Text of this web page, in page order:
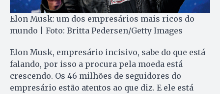
Elon Musk: um dos empresários mais ricos do
mundo | Foto: Britta Pedersen/Getty Images
Elon Musk, empresário incisivo, sabe do que está
falando, por isso a procura pela moeda está
crescendo. Os 46 milhões de seguidores do
empresário estão atentos ao que diz. E ele está